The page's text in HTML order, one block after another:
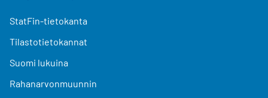
StatFin-tietokanta
Tilastotietokannat
Suomi lukuina
Rahanarvonmuunnin